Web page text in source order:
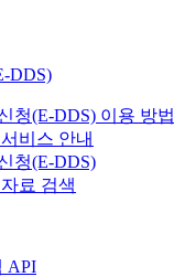
DDS)
청(E-DDS) 이용 방법
비스 안내
청(E-DDS)
료 검색
API